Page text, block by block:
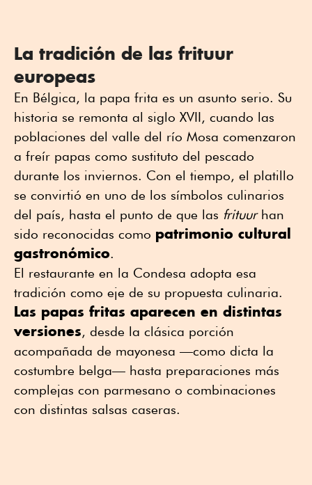
La tradición de las frituur
europeas
En Bélgica, la papa frita es un asunto serio. Su
historia se remonta al siglo XVII, cuando las
poblaciones del valle del río Mosa comenzaron
a freír papas como sustituto del pescado
durante los inviernos. Con el tiempo, el platillo
se convirtió en uno de los símbolos culinarios
del país, hasta el punto de que las frituurhan
sido reconocidas como patrimonio cultural
gastronómico.
El restaurante en la Condesa adopta esa
tradición como eje de su propuesta culinaria.
Las papas fritas aparecen en distintas
versiones, desde la clásica porción
acompañada de mayonesa —como dicta la
costumbre belga— hasta preparaciones más
complejas con parmesano o combinaciones
con distintas salsas caseras.